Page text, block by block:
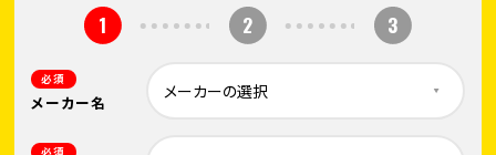
1 2 3
必須
メーカー名
必須